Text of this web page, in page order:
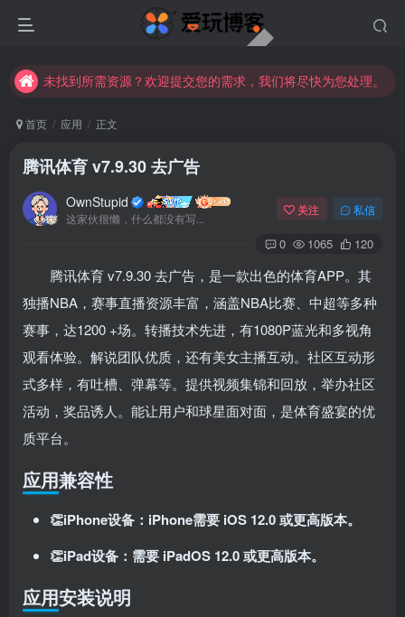
未找到所需资源？欢迎提交您的需求，我们将尽快为您处理。
苹果手机用户没有巨魔商店的点击此处获取保姆级安装教程
未找到所需资源？欢迎提交您的需求，我们将尽快为您处理。
首页 应用 正文
腾讯体育 v7.9.30 去广告
OwnStupid
这家伙很懒，什么都没有写...
关注 私信
0 1065 120
腾讯体育 v7.9.30 去广告，是一款出色的体育APP。其
独播NBA，赛事直播资源丰富，涵盖NBA比赛、中超等多种
赛事，达1200 +场。转播技术先进，有1080P蓝光和多视角
观看体验。解说团队优质，还有美女主播互动。社区互动形
式多样，有吐槽、弹幕等。提供视频集锦和回放，举办社区
活动，奖品诱人。能让用户和球星面对面，是体育盛宴的优
质平台。
应用兼容性
👏iPhone设备：iPhone需要 iOS 12.0 或更高版本。
👏iPad设备：需要 iPadOS 12.0 或更高版本。
应用安装说明
扫码登录
使用其它方式登录或注册
扫码登录即表示同意